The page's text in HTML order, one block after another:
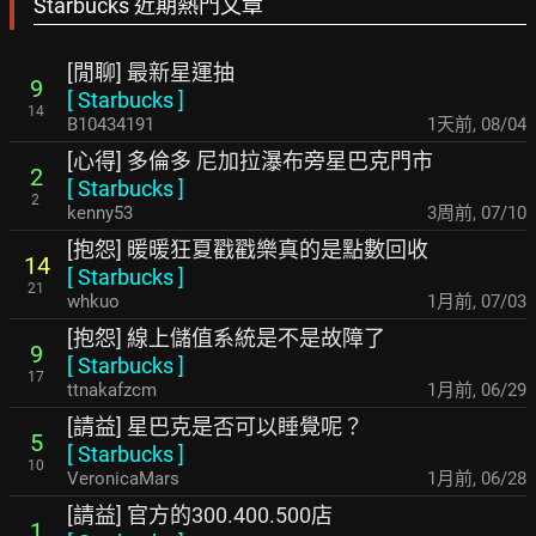
Starbucks 近期熱門文章
9
14
[閒聊] 最新星運抽
[Starbucks]
B10434191 1天前, 08/04
2
2
[心得] 多倫多 尼加拉瀑布旁星巴克門市
[Starbucks]
kenny53 3周前, 07/10
14
21
[抱怨] 暖暖狂夏戳戳樂真的是點數回收
[Starbucks]
whkuo 1月前, 07/03
9
17
[抱怨] 線上儲值系統是不是故障了
[Starbucks]
ttnakafzcm 1月前, 06/29
5
10
[請益] 星巴克是否可以睡覺呢？
[Starbucks]
VeronicaMars 1月前, 06/28
[請益] 官方的300.400.500店